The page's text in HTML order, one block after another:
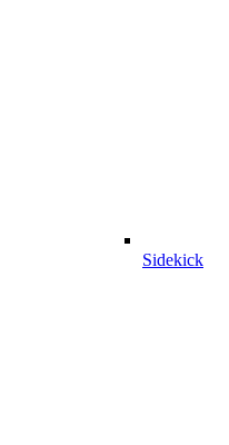
Sidekick